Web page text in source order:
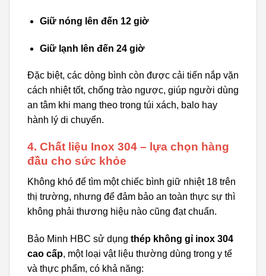
Giữ nóng lên đến 12 giờ
Giữ lạnh lên đến 24 giờ
Đặc biệt, các dòng bình còn được cải tiến nắp vặn
cách nhiệt tốt, chống trào ngược, giúp người dùng
an tâm khi mang theo trong túi xách, balo hay
hành lý di chuyển.
4. Chất liệu Inox 304 – lựa chọn hàng
đầu cho sức khỏe
Không khó để tìm một chiếc bình giữ nhiệt 18 trên
thị trường, nhưng để đảm bảo an toàn thực sự thì
không phải thương hiệu nào cũng đạt chuẩn.
Bảo Minh HBC sử dụng thép không gỉ inox 304
cao cấp, một loại vật liệu thường dùng trong y tế
và thực phẩm, có khả năng: